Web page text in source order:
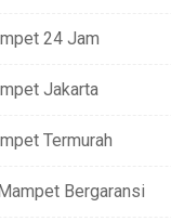
24 Jam
Jakarta
Termurah
Bergaransi